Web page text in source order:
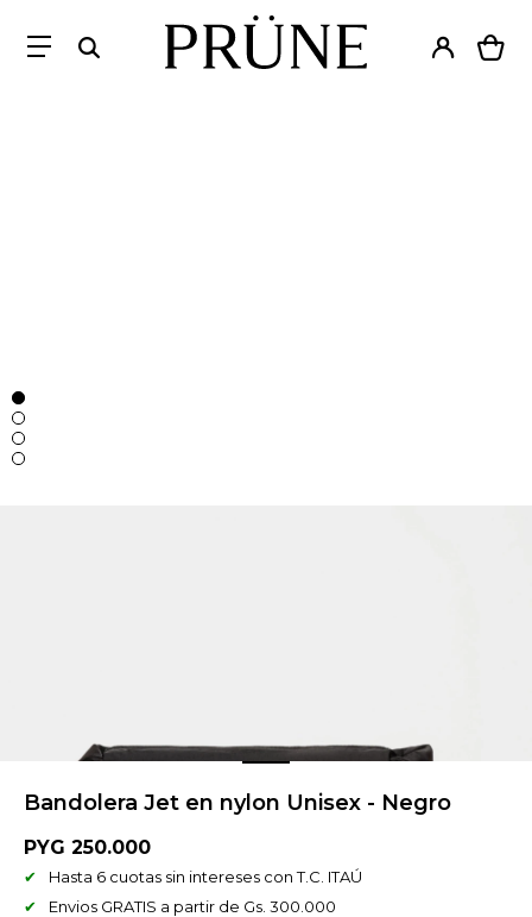
Bandolera Jet en nylon Unisex - Negro
PYG 250.000
Hasta 6 cuotas sin intereses con T.C. ITAÚ
Envios GRATIS a partir de Gs. 300.000